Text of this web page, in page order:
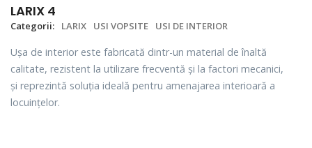
LARIX 4
Categorii: LARIX USI VOPSITE USI DE INTERIOR
Ușa de interior este fabricată dintr-un material de înaltă
calitate, rezistent la utilizare frecventă și la factori mecanici,
și reprezintă soluția ideală pentru amenajarea interioară a
locuințelor.